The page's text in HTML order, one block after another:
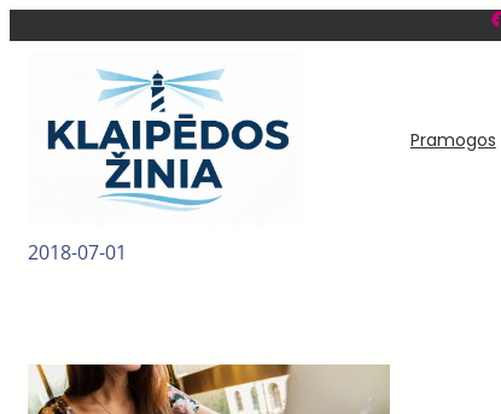
Facebook
Pramogos
2018-07-01